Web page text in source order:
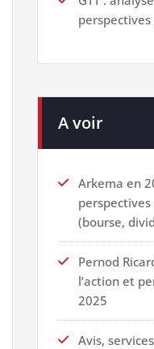
A voir
Arkema en
(bourse,
Pernod
l’action et
2025
Avis,